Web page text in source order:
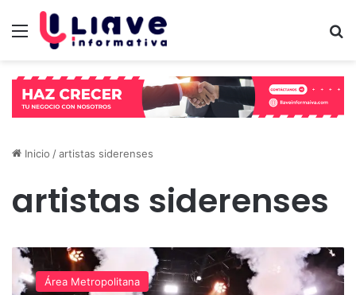
Menú
Inicio /artistas siderenses
artistas siderenses
Finalizaron
las
FiestasÁrea Metropolitana